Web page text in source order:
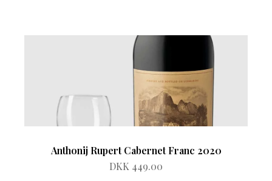
Anthonij Rupert Cabernet Franc 2020
DKK 449.00